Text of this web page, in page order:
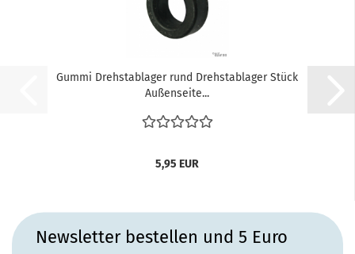
Gummi Drehstablager rund Drehstablager Stück
Außenseite...
5,95 EUR
Newsletter bestellen und 5 Euro